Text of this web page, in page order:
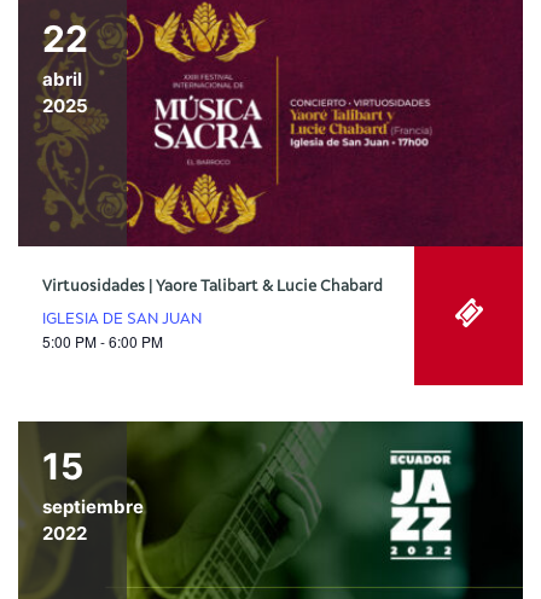
22
abril
2025
Virtuosidades | Yaore Talibart & Lucie Chabard
IGLESIA DE SAN JUAN
5:00 PM - 6:00 PM
15
septiembre
2022